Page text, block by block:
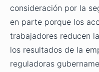
consideración por la
en parte porque los
trabajadores reducen
los resultados de la
reguladoras